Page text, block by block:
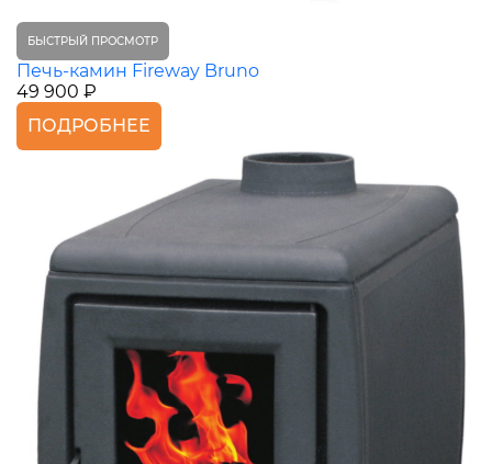
БЫСТРЫЙ ПРОСМОТР
Печь-камин Fireway Bruno
49 900 ₽
ПОДРОБНЕЕ